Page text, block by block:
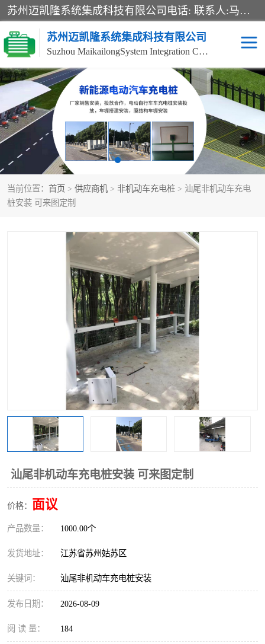
苏州迈凯隆系统集成科技有限公司电话: 联系人:马杰森 销售安装视频监控、报警系统、电话交换机、门禁考勤、巡更系统、呼叫对讲系统、停车场道闸、智能家居、广播系统、综合布线、办公设备、电子商务软件、网络工程、酒店门锁系列 系统集成、VOD视频点播、LED显示屏、节能产品、USP电源、收银机等弱电及智能化项目。
苏州迈凯隆系统集成科技有限公司
Suzhou MaikailongSystem Integration Co., Ltd.
当前位置： 首页 > 供应商机 > 非机动车充电桩 > 汕尾非机动车充电
桩安装 可来图定制
汕尾非机动车充电桩安装 可来图定制
价格： 面议
产品数量： 1000.00个
发货地址： 江苏省苏州姑苏区
关键词： 汕尾非机动车充电桩安装
发布日期： 2026-08-09
阅 读 量： 184
非机动车充电桩 电瓶车充电桩
电动自行车充电桩 两轮电动车充电桩
充电桩